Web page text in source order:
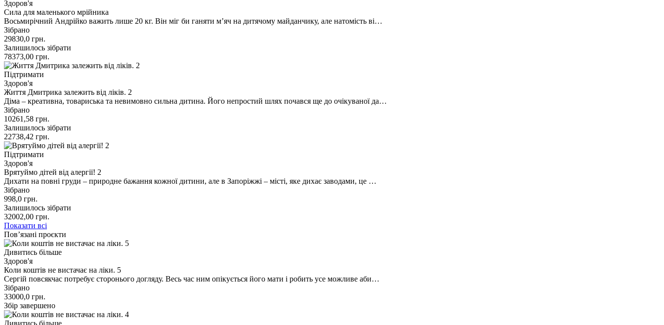
Здоров'я
Сила для маленького мрійника
Восьмирічний Андрійко важить лише 20 кг. Він міг би ганяти мʼяч на дитячому майданчику, але натомість ві…
Зібрано
29830,0 грн.
Залишилось зібрати
78373,00 грн.
Підтримати
Здоров'я
Життя Дмитрика залежить від ліків. 2
Діма – креативна, товариська та невимовно сильна дитина. Його непростий шлях почався ще до очікуваної да…
Зібрано
10261,58 грн.
Залишилось зібрати
22738,42 грн.
Підтримати
Здоров'я
Врятуймо дітей від алергії! 2
Дихати на повні груди – природне бажання кожної дитини, але в Запоріжжі – місті, яке дихає заводами, це …
Зібрано
998,0 грн.
Залишилось зібрати
32002,00 грн.
Показати всі
Пов’язані проєкти
Дивитись більше
Здоров'я
Коли коштів не вистачає на ліки. 5
Сергій повсякчас потребує сторонього догляду. Весь час ним опікується його мати і робить усе можливе аби…
Зібрано
33000,0 грн.
Збір завершено
Дивитись більше